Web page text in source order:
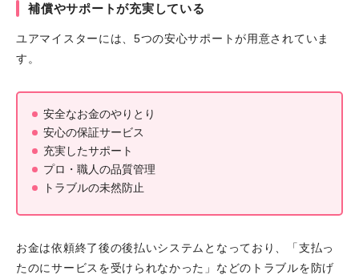
補償やサポートが充実している
ユアマイスターには、5つの安心サポートが用意されていま
す。
安全なお金のやりとり
安心の保証サービス
充実したサポート
プロ・職人の品質管理
トラブルの未然防止
お金は依頼終了後の後払いシステムとなっており、「支払っ
たのにサービスを受けられなかった」などのトラブルを防げ